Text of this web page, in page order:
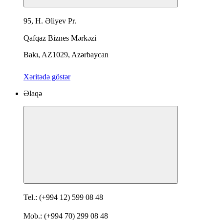
95, H. Əliyev Pr.
Qafqaz Biznes Mərkəzi
Bakı, AZ1029, Azərbaycan
Xəritədə göstər
Əlaqə
Tel.: (+994 12) 599 08 48
Mob.: (+994 70) 299 08 48